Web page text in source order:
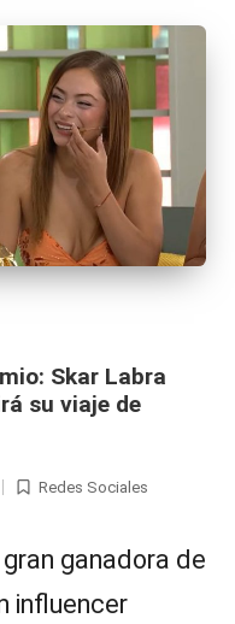
Skar Labra
su viaje de
Publicada
Redes Sociales
ganadora de
influencer